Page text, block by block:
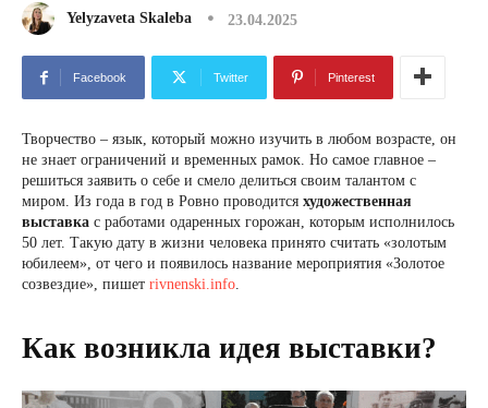
Yelyzaveta Skaleba 23.04.2025
Facebook Twitter Pinterest
Творчество – язык, который можно изучить в любом возрасте, он
не знает ограничений и временных рамок. Но самое главное –
решиться заявить о себе и смело делиться своим талантом с
миром. Из года в год в Ровно проводится художественная
выставка с работами одаренных горожан, которым исполнилось
50 лет. Такую дату в жизни человека принято считать «золотым
юбилеем», от чего и появилось название мероприятия «Золотое
созвездие», пишет rivnenski.info.
Как возникла идея выставки?